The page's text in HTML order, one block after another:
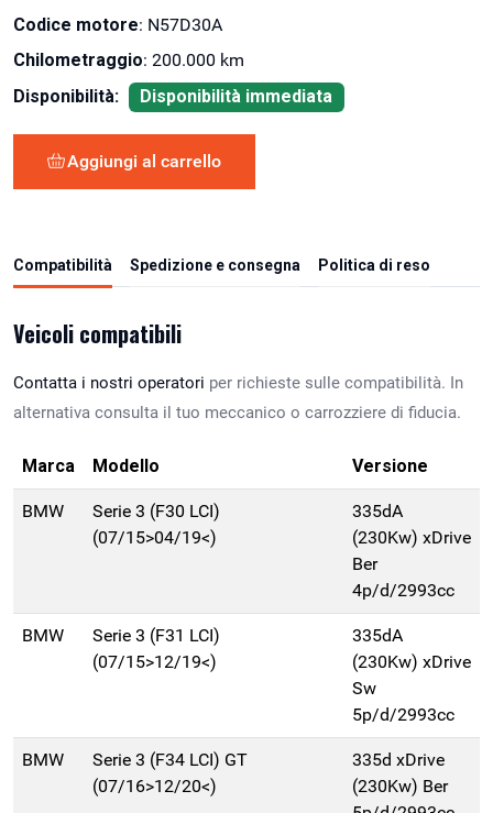
Codice motore: N57D30A
Chilometraggio: 200.000 km
Disponibilità:
Disponibilità immediata
Aggiungi al carrello
Compatibilità Spedizione e consegna Politica di reso
Veicoli compatibili
Contatta i nostri operatori per richieste sulle compatibilità. In
alternativa consulta il tuo meccanico o carrozziere di fiducia.
Marca Modello Versione
BMW
Serie 3 (F30 LCI)
(07/15>04/19<)
335dA
(230Kw) xDrive
Ber
4p/d/2993cc
BMW
Serie 3 (F31 LCI)
(07/15>12/19<)
335dA
(230Kw) xDrive
Sw
5p/d/2993cc
BMW
Serie 3 (F34 LCI) GT
(07/16>12/20<)
335d xDrive
(230Kw) Ber